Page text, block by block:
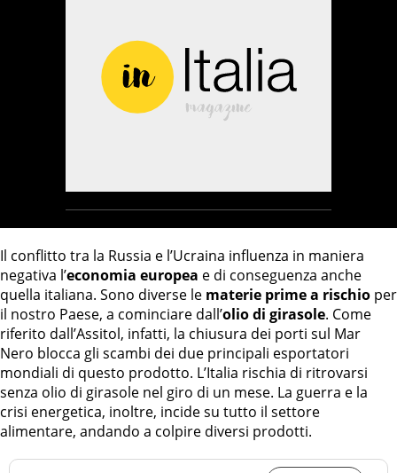
Il conflitto tra la Russia e l’Ucraina influenza in maniera
negativa l’economia europea e di conseguenza anche
quella italiana. Sono diverse le materie prime a rischio per
il nostro Paese, a cominciare dall’olio di girasole. Come
riferito dall’Assitol, infatti, la chiusura dei porti sul Mar
Nero blocca gli scambi dei due principali esportatori
mondiali di questo prodotto. L’Italia rischia di ritrovarsi
senza olio di girasole nel giro di un mese. La guerra e la
crisi energetica, inoltre, incide su tutto il settore
alimentare, andando a colpire diversi prodotti.